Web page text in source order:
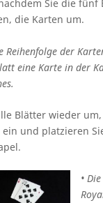
Sie die fünf
die Karten um.
Reihenfolge der
eine Karte in der
Blätter wieder
ein und platzieren
•